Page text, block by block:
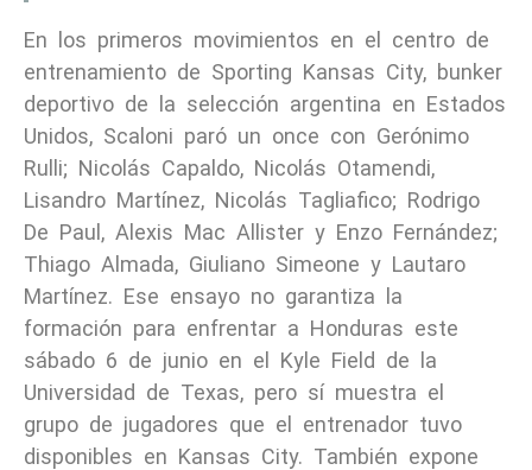
En los primeros movimientos en el centro de
entrenamiento de Sporting Kansas City, bunker
deportivo de la selección argentina en Estados
Unidos, Scaloni paró un once con Gerónimo
Rulli; Nicolás Capaldo, Nicolás Otamendi,
Lisandro Martínez, Nicolás Tagliafico; Rodrigo
De Paul, Alexis Mac Allister y Enzo Fernández;
Thiago Almada, Giuliano Simeone y Lautaro
Martínez. Ese ensayo no garantiza la
formación para enfrentar a Honduras este
sábado 6 de junio en el Kyle Field de la
Universidad de Texas, pero sí muestra el
grupo de jugadores que el entrenador tuvo
disponibles en Kansas City. También expone